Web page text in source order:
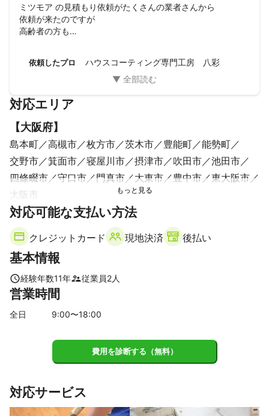
ミツモア の見積もり依頼がたくさんの業者さんから
依頼が来たのですが
高齢者の方も
決めるポイントになりました。
お風呂は25年
あまり期待はしてなかったのですが、
トイレは蓋も便座もを取り外して
ピカピカにしてもらいました。
お風呂は
気になっていた
ドアもピカピカにしてくれて
床もきれいになりました。
25年も経ってるので
お掃除の仕方も
熱く語ってくれましたよ。
気持ちが良いお風呂とトイレになったので
思います。
依頼したプロ ハウスコーティング専門工房 八彩
対応エリア
【大阪府】
島本町 高槻市 枚方市 茨木市 豊能町
能勢町
交野市
箕面市 寝屋川市 摂津市 吹田市
池田市
四條畷市
守口市 門真市 大東市 豊中市
東大阪市
大阪市
【京都府】
京都市 長岡京市
大山崎町
久御山町
南丹市 亀岡市 八幡市
城陽市
宇治田原町
木津川市
京丹波町 笠置町
【兵庫県】
宝塚市 尼崎市 西宮市
滋賀県】
草津市 守山市 栗東市 野洲市
湖南市
東近江市
愛荘町
対応可能な支払い方法
クレジットカード 現地決済 後払い
基本情報
経験年数11年 従業員2人
営業時間
全日 9:00〜18:00
費用を診断する（無料）
対応サービス